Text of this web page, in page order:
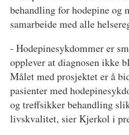
behandling for hodepine og
samarbeide med alle
- Hodepinesykdommer er
opplever at diagnosen ikke
Målet med prosjektet er å
pasienter med
og treffsikker behandling
livskvalitet, sier Kjerkol i